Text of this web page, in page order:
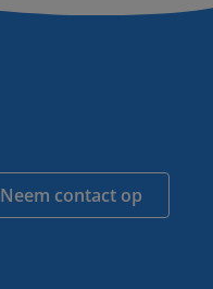
Neem contact op